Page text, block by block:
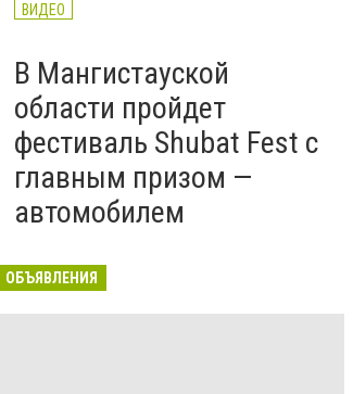
ВИДЕО
В Мангистауской
области пройдет
фестиваль Shubat Fest с
главным призом —
автомобилем
ОБЪЯВЛЕНИЯ